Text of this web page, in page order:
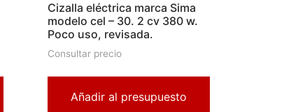
Cizalla eléctrica marca Sima
modelo cel – 30. 2 cv 380 w.
Poco uso, revisada.
Consultar precio
Añadir al presupuesto